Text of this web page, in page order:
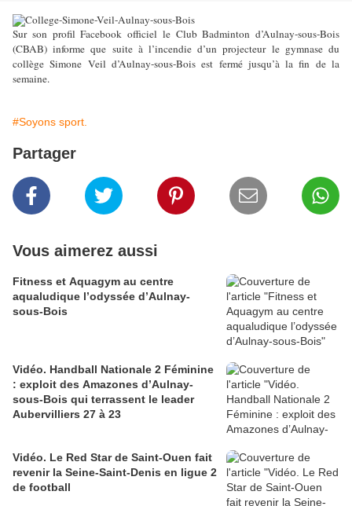
Sur son profil Facebook officiel le Club Badminton d’Aulnay-sous-Bois
(CBAB) informe que suite à l’incendie d’un projecteur le gymnase du
collège Simone Veil d’Aulnay-sous-Bois est fermé jusqu’à la fin de la
semaine.
#Soyons sport.
Partager
Vous aimerez aussi
Fitness et Aquagym au centre
aqualudique l’odyssée d’Aulnay-
sous-Bois
Vidéo. Handball Nationale 2 Féminine
: exploit des Amazones d’Aulnay-
sous-Bois qui terrassent le leader
Aubervilliers 27 à 23
Vidéo. Le Red Star de Saint-Ouen fait
revenir la Seine-Saint-Denis en ligue 2
de football